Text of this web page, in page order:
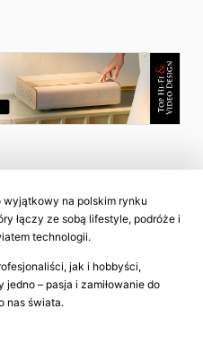
wyjątkowy na polskim rynku
łączy ze sobą lifestyle, podróże i
technologii.
jak i hobbyści,
jedno – pasja i zamiłowanie do
nas świata.